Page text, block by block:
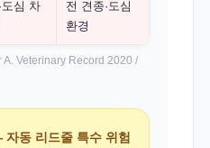
도심 차
전 견종·도심
환경
Veterinary Record 2020 /
동 리드줄 특수 위험